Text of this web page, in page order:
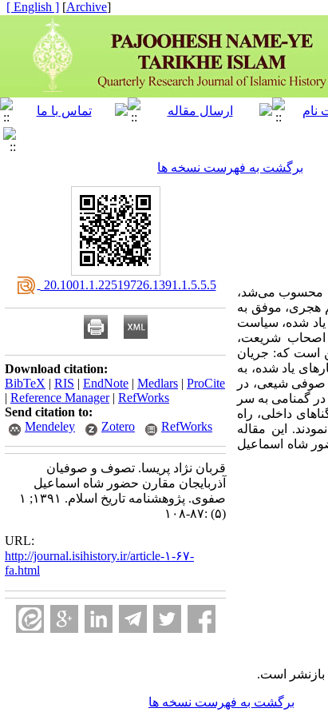
[
Archive
]
[ English ]
برگشت به فهرست نسخه ها
محسوب می‌شد،
هجری، موفق به
شده، سیاست
اصحاب شریعت،
است که: جریان
یاد شده، به
صوفی شیعی، در
گمنامی به سر
داخلی، راه
این مقاله
شاه اسماعیل
‎ 20.1001.1.22519726.1391.1.5.5.5
Download citation:
BibTeX | RIS | EndNote | Medlars | ProCite
| Reference Manager| RefWorks
Send citation to:
Mendeley
Zotero RefWorks
قربان نژاد پریسا. تصوف و صوفیان
آذربایجان مقارن حضور شاه اسماعیل
صفوی. پژوهشنامه تاریخ اسلام. ۱۳۹۱; ۱
(۵) :۸۷-۱۰۸
URL:
http://journal.isihistory.ir/article-۱-۶۷-
fa.html
بازنشر است.
برگشت به فهرست نسخه ها